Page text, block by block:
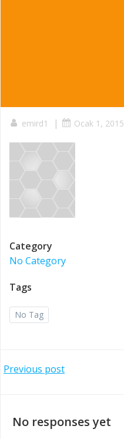
emird1 | Ocak 1, 2015
Category
No Category
Tags
No Tag
Post
Previous post
No responses yet